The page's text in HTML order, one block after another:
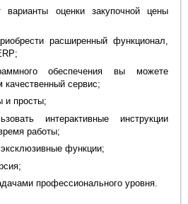
варианты оценки закупочной цены
расширенный функционал,
обеспечения вы можете
качественный сервис;
и просты;
интерактивные инструкции
работы;
функции;
профессионального уровня.